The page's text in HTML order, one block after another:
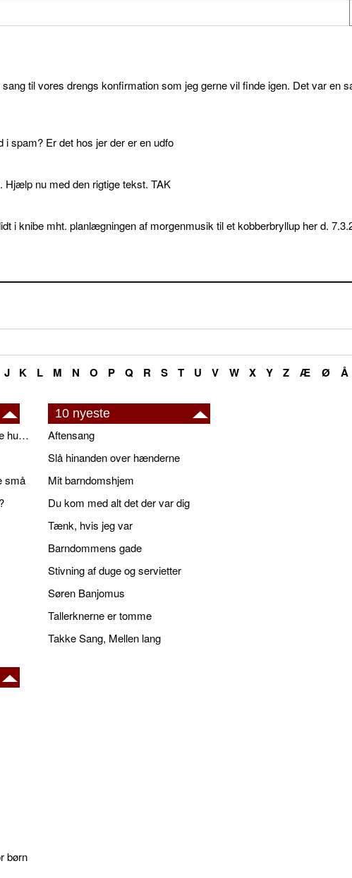
til vores drengs konfirmation som jeg gerne vil finde igen. Det var en
i spam? Er det hos jer der er en udfo
Hjælp nu med den rigtige tekst. TAK
i knibe mht. planlægningen af morgenmusik til et kobberbryllup her d.
J K L M N O P Q R S T U V W X Y Z Æ Ø Å
Hymne tilegnet min vidunderlige husbond
små
10 nyeste
Aftensang
Slå hinanden over hænderne
Mit barndomshjem
Du kom med alt det der var dig
Tænk, hvis jeg var
Barndommens gade
Stivning af duge og servietter
Søren Banjomus
Tallerknerne er tomme
Takke Sang, Mellen lang
børn